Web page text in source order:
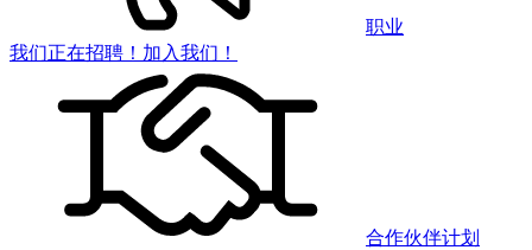
职业
我们正在招聘！加入我们！
合作伙伴计划